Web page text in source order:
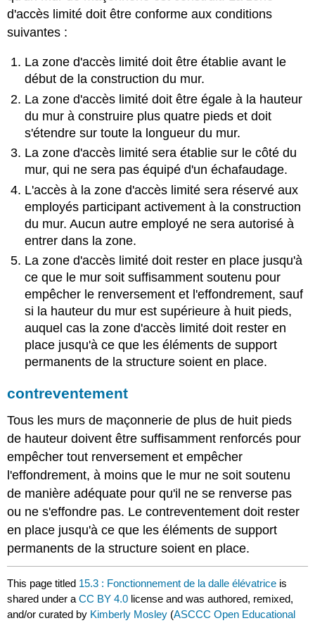
d'accès limité doit être conforme aux conditions
suivantes :
La zone d'accès limité doit être établie avant le
début de la construction du mur.
La zone d'accès limité doit être égale à la hauteur
du mur à construire plus quatre pieds et doit
s'étendre sur toute la longueur du mur.
La zone d'accès limité sera établie sur le côté du
mur, qui ne sera pas équipé d'un échafaudage.
L'accès à la zone d'accès limité sera réservé aux
employés participant activement à la construction
du mur. Aucun autre employé ne sera autorisé à
entrer dans la zone.
La zone d'accès limité doit rester en place jusqu'à
ce que le mur soit suffisamment soutenu pour
empêcher le renversement et l'effondrement, sauf
si la hauteur du mur est supérieure à huit pieds,
auquel cas la zone d'accès limité doit rester en
place jusqu'à ce que les éléments de support
permanents de la structure soient en place.
contreventement
Tous les murs de maçonnerie de plus de huit pieds
de hauteur doivent être suffisamment renforcés pour
empêcher tout renversement et empêcher
l'effondrement, à moins que le mur ne soit soutenu
de manière adéquate pour qu'il ne se renverse pas
ou ne s'effondre pas. Le contreventement doit rester
en place jusqu'à ce que les éléments de support
permanents de la structure soient en place.
This page titled 15.3 : Fonctionnement de la dalle élévatrice is
shared under aCC BY 4.0 license and was authored, remixed,
and/or curated by Kimberly Mosley (ASCCC Open Educational